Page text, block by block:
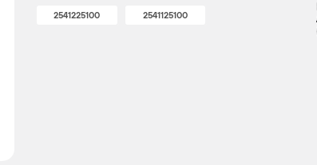
2541225100 2541125100